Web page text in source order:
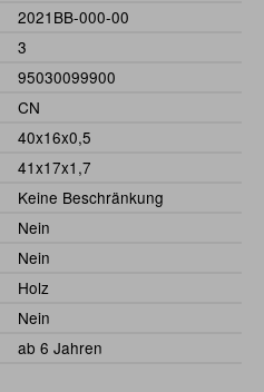
2021BB-000-00
3
95030099900
CN
40x16x0,5
41x17x1,7
Keine Beschränkung
Nein
Nein
Holz
Nein
ab 6 Jahren